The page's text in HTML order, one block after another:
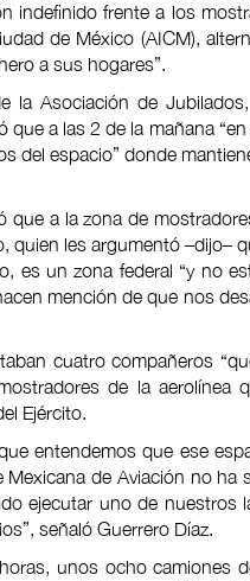
indefinido frente a los
de México (AICM),
a sus hogares”.
la Asociación de
que a las 2 de la mañana
del espacio” donde
que a la zona de
quien les argumentó –dijo–
es un zona federal “y no
mención de que nos
cuatro compañeros
de la aerolínea
Ejército.
entendemos que ese
de Aviación no
ejecutar uno de nuestros
señaló Guerrero Díaz.
unos ocho camiones